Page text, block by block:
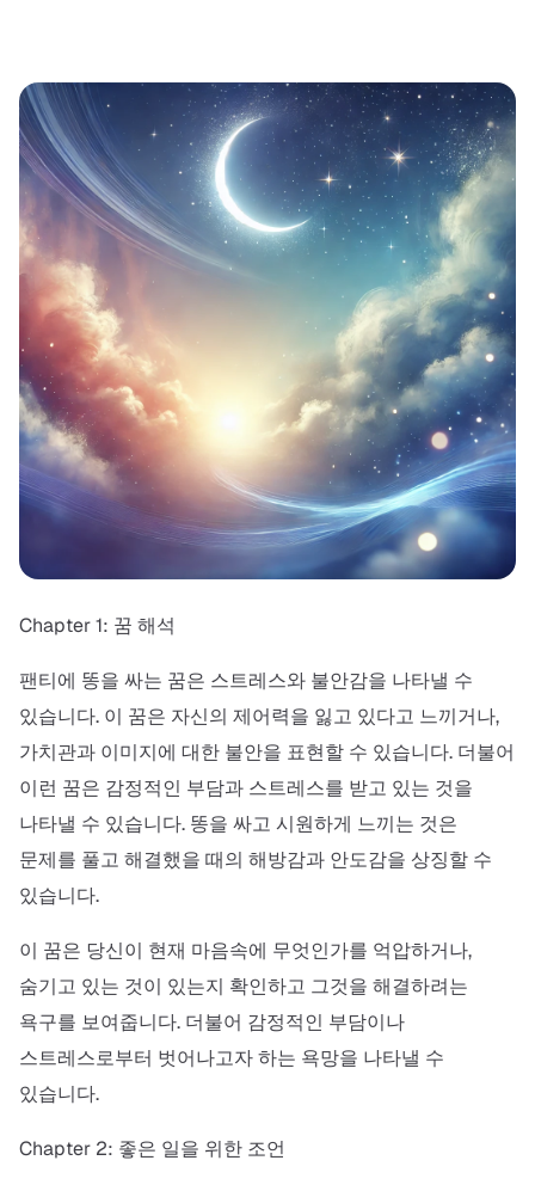
Chapter 1: 꿈 해석
팬티에 똥을 싸는 꿈은 스트레스와 불안감을 나타낼 수
있습니다. 이 꿈은 자신의 제어력을 잃고 있다고 느끼거나,
가치관과 이미지에 대한 불안을 표현할 수 있습니다. 더불어
이런 꿈은 감정적인 부담과 스트레스를 받고 있는 것을
나타낼 수 있습니다. 똥을 싸고 시원하게 느끼는 것은
문제를 풀고 해결했을 때의 해방감과 안도감을 상징할 수
있습니다.
이 꿈은 당신이 현재 마음속에 무엇인가를 억압하거나,
숨기고 있는 것이 있는지 확인하고 그것을 해결하려는
욕구를 보여줍니다. 더불어 감정적인 부담이나
스트레스로부터 벗어나고자 하는 욕망을 나타낼 수
있습니다.
Chapter 2: 좋은 일을 위한 조언